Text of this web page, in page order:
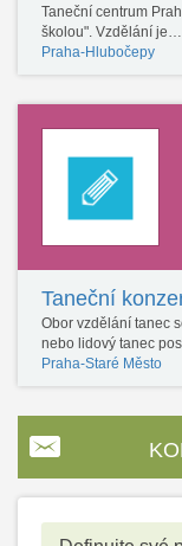
Taneční centrum
školou". Vzdělání je…
Praha-Hlubočepy
Taneční
Obor vzdělání tanec
nebo lidový tanec
Praha-Staré Město